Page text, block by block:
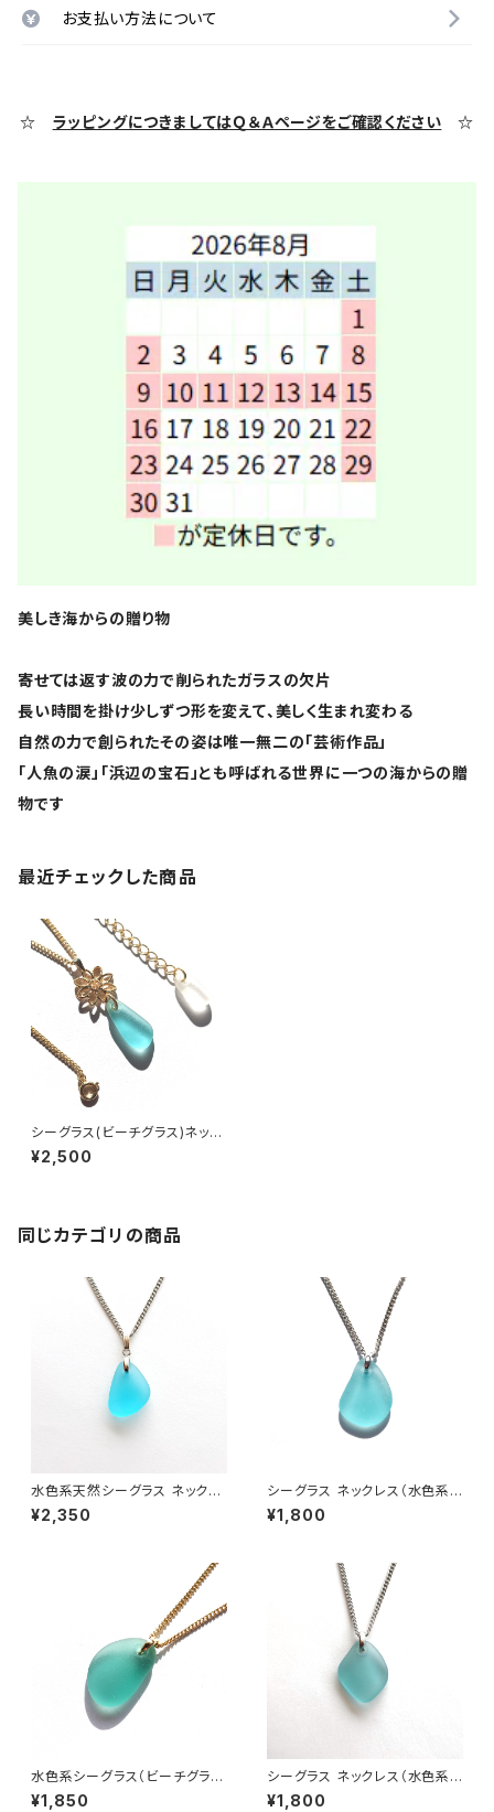
お支払い方法について
☆ ラッピングにつきましてはＱ＆Ａページをご確認ください ☆
美しき海からの贈り物
寄せては返す波の力で削られたガラスの欠片
長い時間を掛け少しずつ形を変えて、美しく生まれ変わる
自然の力で創られたその姿は唯一無二の「芸術作品」
「人魚の涙」「浜辺の宝石」とも呼ばれる世界に一つの海からの贈
物です
最近チェックした商品
シーグラス(ビーチグラス)ネック
レス BN-25
¥2,500
同じカテゴリの商品
水色系天然シーグラス ネックレ
ス BN-95
¥2,350
シーグラス ネックレス（水色系）
BN-91
¥1,800
水色系シーグラス（ビーチグラ
ス） ネックレス BN-94
¥1,850
シーグラス ネックレス（水色系）
MN-33
¥1,800